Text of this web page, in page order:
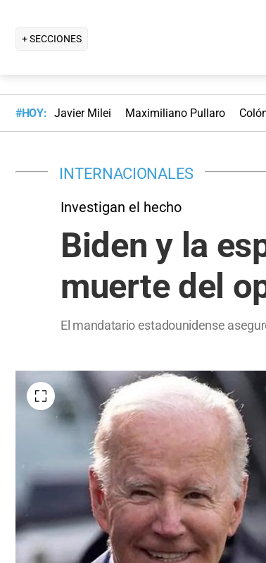
+ SECCIONES
#HOY: Javier Milei Maximiliano Pullaro
INTERNACIONALES
Investigan el hecho
Biden y la
muerte del
El mandatario estadounidense